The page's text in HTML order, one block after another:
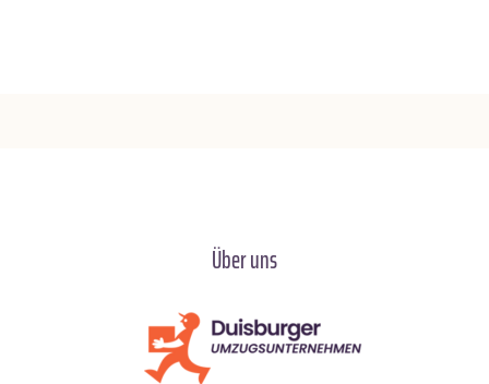
Über uns